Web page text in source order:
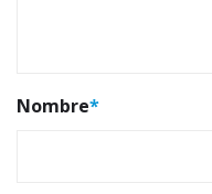
Nombre*